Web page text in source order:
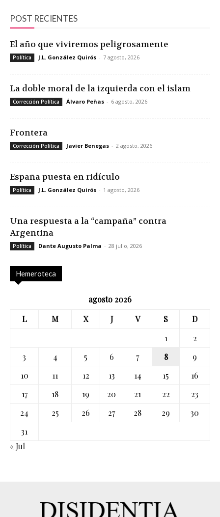
POST RECIENTES
El año que viviremos peligrosamente
Política J.L. González Quirós - 7 agosto, 2026
La doble moral de la izquierda con el islam
Corrección Política Álvaro Peñas - 6 agosto, 2026
Frontera
Corrección Política Javier Benegas - 2 agosto, 2026
España puesta en ridículo
Política J.L. González Quirós - 1 agosto, 2026
Una respuesta a la “campaña” contra
Argentina
Política Dante Augusto Palma - 28 julio, 2026
Hemeroteca
agosto 2026
L
M X J V S
D
1
2
3
4 5 6 7 8
9
10
11 12 13 14 15
16
17
18 19 20 21 22
23
24
25 26 27 28 29
30
31
« Jul